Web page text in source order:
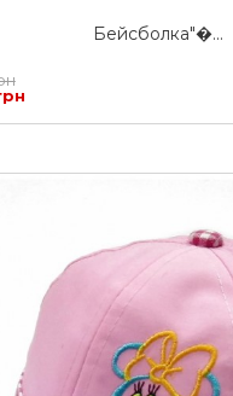
Бейсболка"�...